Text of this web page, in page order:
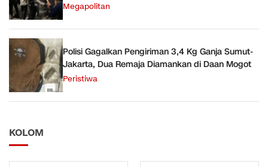
Megapolitan
Polisi Gagalkan Pengiriman 3,4 Kg Ganja Sumut-
Jakarta, Dua Remaja Diamankan di Daan Mogot
Peristiwa
KOLOM